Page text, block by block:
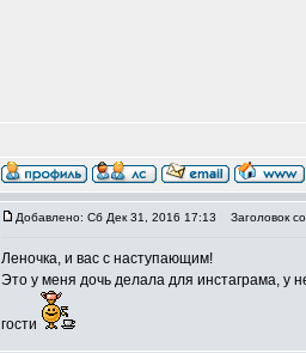
Добавлено: Сб Дек 31, 2016 17:13 Заголовок
Леночка, и вас с наступающим!
Это у меня дочь делала для инстаграма, у
гости